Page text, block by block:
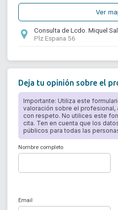
Ver
Consulta de Lcdo. Miquel
Plz Espana 56
Deja tu opinión sobre el
Importante: Utiliza este
valoración sobre el profesional,
con respeto. No utilices este
cita. Ten en cuenta que los
públicos para todas las
Nombre completo
Email